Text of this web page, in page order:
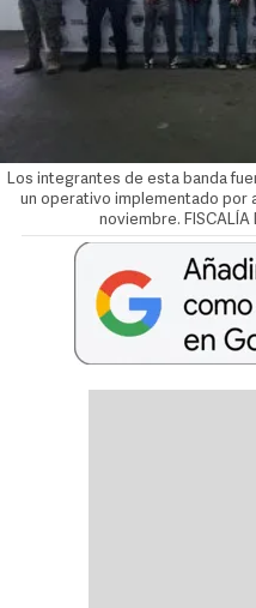
Los integrantes de esta banda
un operativo implementado por
noviembre. FISCALÍA